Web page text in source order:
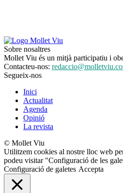
Sobre nosaltres
Mollet Viu és un mitjà participatiu i
Contacteu-nos:
Segueix-nos
Inici
Actualitat
Agenda
Opinió
La revista
© Mollet Viu
Utilitzem cookies al nostre lloc web
podeu visitar "Configuració de les
Configuració de galetes Accepta